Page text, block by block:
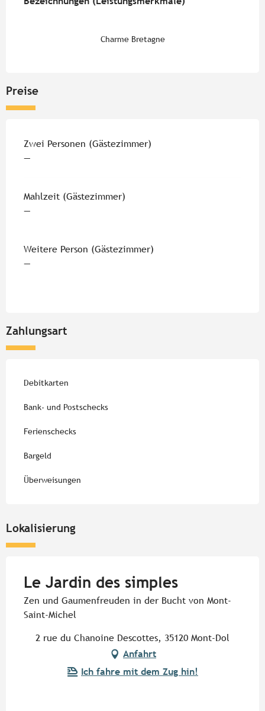
Charme Bretagne
Preise
Preise 2026
Zwei Personen (Gästezimmer)
—
Mahlzeit (Gästezimmer)
—
Weitere Person (Gästezimmer)
—
Zahlungsart
Debitkarten
Bank- und Postschecks
Ferienschecks
Bargeld
Überweisungen
Lokalisierung
Le Jardin des simples
Zen und Gaumenfreuden in der Bucht von Mont-
Saint-Michel
2 rue du Chanoine Descottes, 35120 Mont-Dol
Anfahrt
Ich fahre mit dem Zug hin!